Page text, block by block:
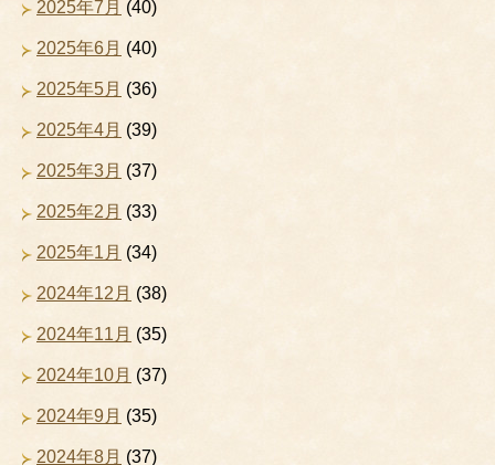
2025年7月 (40)
2025年6月 (40)
2025年5月 (36)
2025年4月 (39)
2025年3月 (37)
2025年2月 (33)
2025年1月 (34)
2024年12月 (38)
2024年11月 (35)
2024年10月 (37)
2024年9月 (35)
2024年8月 (37)